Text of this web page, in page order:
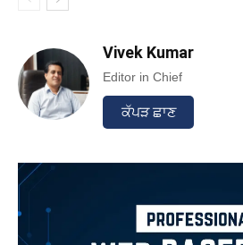
Vivek Kumar
Editor in Chief
ਕੱਪੜ ਛਾਣ